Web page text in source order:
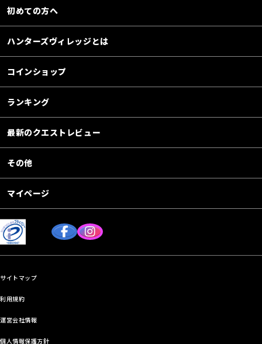
初めての方へ
ハンターズヴィレッジとは
コインショップ
ランキング
最新のクエストレビュー
その他
マイページ
サイトマップ
利用規約
運営会社情報
個人情報保護方針